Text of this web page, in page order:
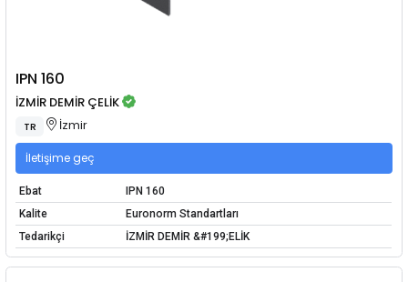
IPN 160
İZMİR DEMİR ÇELİK
TR İzmir
İletişime geç
Ebat
IPN 160
Kalite
Euronorm Standartları
Tedarikçi
İZMİR DEMİR &#199;ELİK